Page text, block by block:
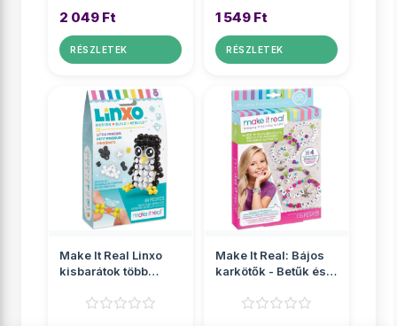
2 049 Ft
RÉSZLETEK
1 549 Ft
RÉSZLETEK
Make It Real Linxo
kisbarátok több
Make It Real: Bájos
karkötők - Betűk és